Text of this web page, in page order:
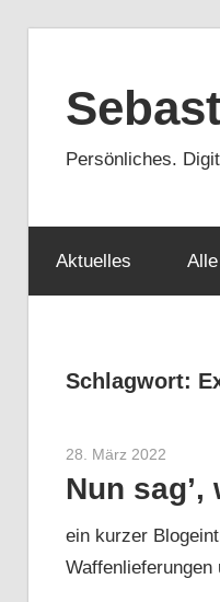
springen
Persönliches.
Aktuelles
Schlagwort:
28. März 2022
Nun
ein kurzer